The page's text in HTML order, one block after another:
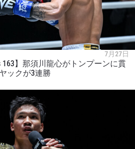
7月27日
163】那須川龍心がトンプーンに貫
ックが3連勝